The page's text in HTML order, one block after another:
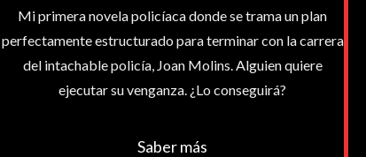
Mi primera novela policíaca donde se trama un plan
perfectamente estructurado para terminar con la carrera
del intachable policía, Joan Molins. Alguien quiere
ejecutar su venganza. ¿Lo conseguirá?
Saber más